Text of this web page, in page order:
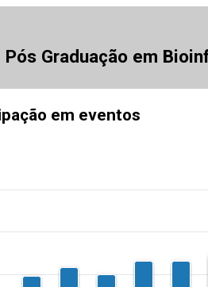
Pós Graduação em
em eventos